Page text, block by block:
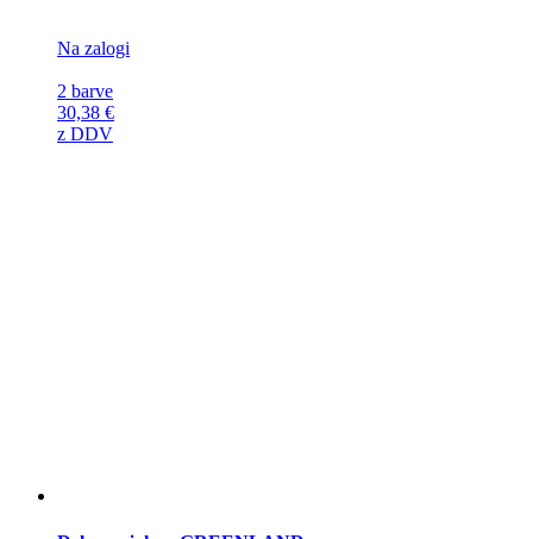
Na zalogi
2 barve
30,38 €
z DDV